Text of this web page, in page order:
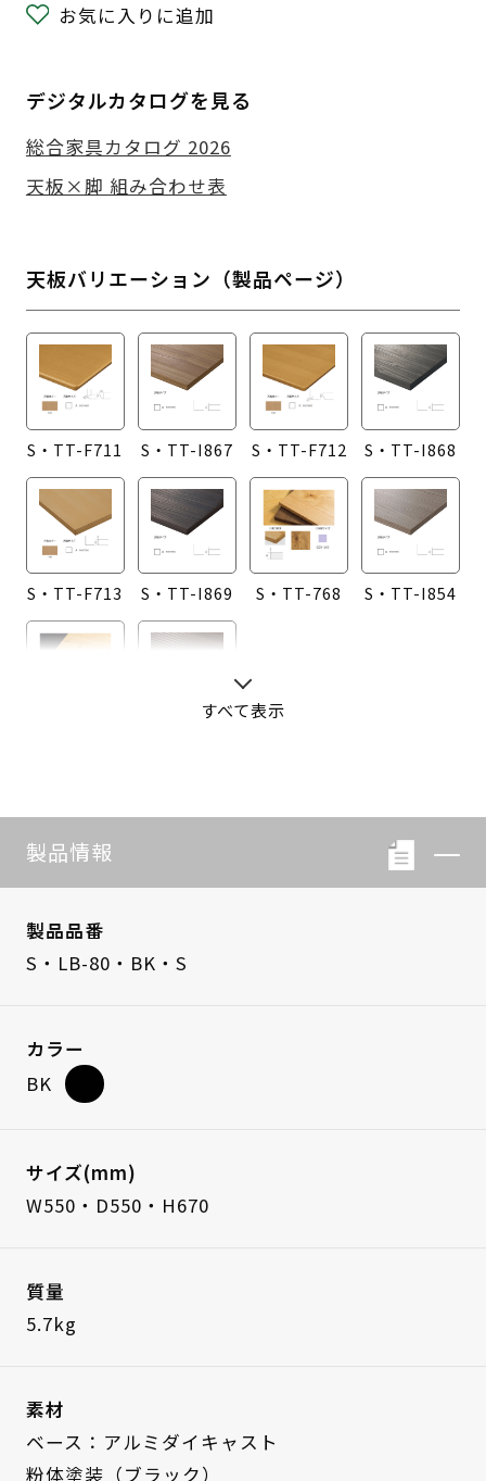
お気に入りに追加
デジタルカタログを見る
総合家具カタログ 2026
天板×脚 組み合わせ表
天板バリエーション（製品ページ）
S・TT-F711 S・TT-I867 S・TT-F712 S・TT-I868
S・TT-F713 S・TT-I869 S・TT-768 S・TT-I854
すべて表示
製品情報
製品品番
S・LB-80・BK・S
カラー
BK
サイズ(mm)
W550・D550・H670
質量
5.7kg
素材
ベース：アルミダイキャスト
粉体塗装（ブラック）